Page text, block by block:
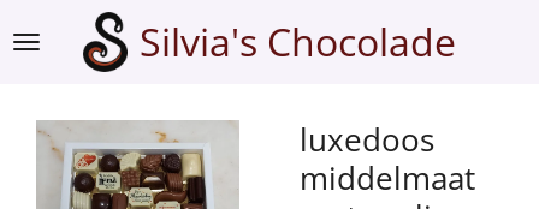
direct
hoofdinhoud
Silvia's Chocolade
luxedoos
middelmaat